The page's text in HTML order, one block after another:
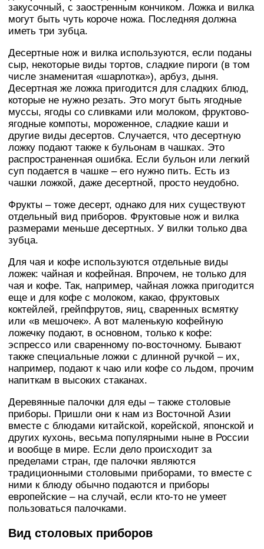
закусочный, с заостренным кончиком. Ложка и вилка
могут быть чуть короче ножа. Последняя должна
иметь три зубца.
Десертные нож и вилка используются, если поданы
сыр, некоторые виды тортов, сладкие пироги (в том
числе знаменитая «шарлотка»), арбуз, дыня.
Десертная же ложка пригодится для сладких блюд,
которые не нужно резать. Это могут быть ягодные
муссы, ягоды со сливками или молоком, фруктово-
ягодные компоты, мороженное, сладкие каши и
другие виды десертов. Случается, что десертную
ложку подают также к бульонам в чашках. Это
распространенная ошибка. Если бульон или легкий
суп подается в чашке – его нужно пить. Есть из
чашки ложкой, даже десертной, просто неудобно.
Фрукты – тоже десерт, однако для них существуют
отдельный вид приборов. Фруктовые нож и вилка
размерами меньше десертных. У вилки только два
зубца.
Для чая и кофе используются отдельные виды
ложек: чайная и кофейная. Впрочем, не только для
чая и кофе. Так, например, чайная ложка пригодится
еще и для кофе с молоком, какао, фруктовых
коктейлей, грейпфрутов, яиц, сваренных всмятку
или «в мешочек». А вот маленькую кофейную
ложечку подают, в основном, только к кофе:
эспрессо или сваренному по-восточному. Бывают
также специальные ложки с длинной ручкой – их,
например, подают к чаю или кофе со льдом, прочим
напиткам в высоких стаканах.
Деревянные палочки для еды – также столовые
приборы. Пришли они к нам из Восточной Азии
вместе с блюдами китайской, корейской, японской и
других кухонь, весьма популярными ныне в России
и вообще в мире. Если дело происходит за
пределами стран, где палочки являются
традиционными столовыми приборами, то вместе с
ними к блюду обычно подаются и приборы
европейские – на случай, если кто-то не умеет
пользоваться палочками.
Вид столовых приборов